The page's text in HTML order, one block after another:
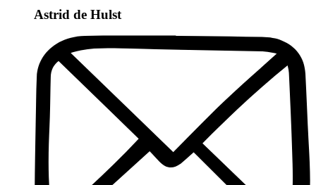
Astrid de Hulst